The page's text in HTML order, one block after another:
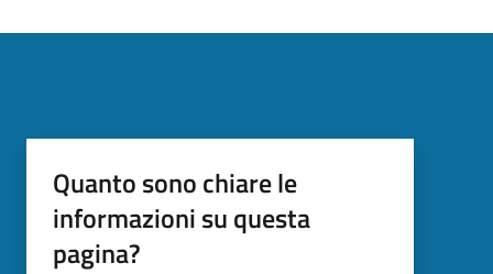
Quanto sono chiare le
informazioni su questa
pagina?